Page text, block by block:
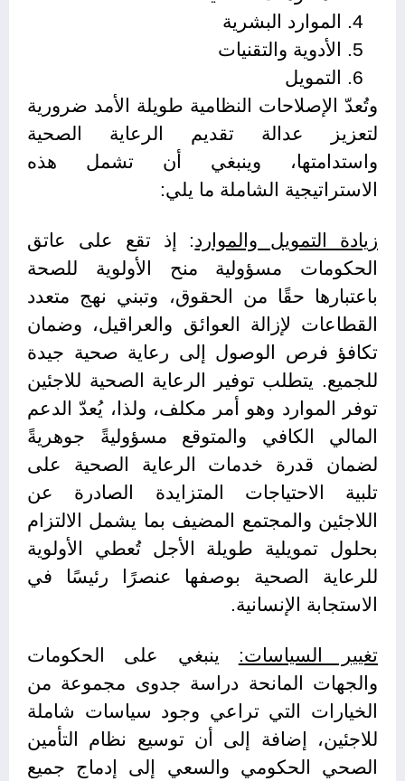
الموارد البشرية
الأدوية والتقنيات
التمويل
وتُعدّ الإصلاحات النظامية طويلة الأمد ضرورية
لتعزيز عدالة تقديم الرعاية الصحية
واستدامتها، وينبغي أن تشمل هذه
الاستراتيجية الشاملة ما يلي:
زيادة التمويل والموارد: إذ تقع على عاتق
الحكومات مسؤولية منح الأولوية للصحة
باعتبارها حقًا من الحقوق، وتبني نهج متعدد
القطاعات لإزالة العوائق والعراقيل، وضمان
تكافؤ فرص الوصول إلى رعاية صحية جيدة
للجميع. يتطلب توفير الرعاية الصحية للاجئين
توفر الموارد وهو أمر مكلف، ولذا، يُعدّ الدعم
المالي الكافي والمتوقع مسؤوليةً جوهريةً
لضمان قدرة خدمات الرعاية الصحية على
تلبية الاحتياجات المتزايدة الصادرة عن
اللاجئين والمجتمع المضيف بما يشمل الالتزام
بحلول تمويلية طويلة الأجل تُعطي الأولوية
للرعاية الصحية بوصفها عنصرًا رئيسًا في
الاستجابة الإنسانية.
تغيير السياسات: ينبغي على الحكومات
والجهات المانحة دراسة جدوى مجموعة من
الخيارات التي تراعي وجود سياسات شاملة
للاجئين، إضافة إلى أن توسيع نظام التأمين
الصحي الحكومي والسعي إلى إدماج جميع